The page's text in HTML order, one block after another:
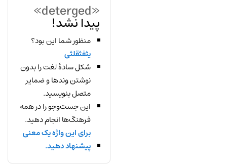
«deterged»
پیدا نشد!
منظور شما این بود؟
یثفثقلثی
شکل سادهٔ لغت را بدون
نوشتن وندها و ضمایر
متصل بنویسید.
این جست‌وجو را در همه
فرهنگ‌ها انجام دهید.
برای این واژه یک معنی
پیشنهاد دهید.